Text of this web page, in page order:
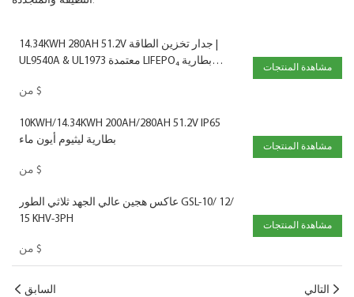
14.34KWH 280AH 51.2V جدار تخزين الطاقة |
UL9540A & UL1973 معتمدة LIFEPO₄ بطارية
$
مشاهدة المنتجات
10KWH/14.34KWH 200AH/280AH 51.2V IP65
بطارية ليثيوم أيون ماء
$
مشاهدة المنتجات
عاكس هجين عالي الجهد ثلاثي الطور GSL-10/ 12/
15 KHV-3PH
$
مشاهدة المنتجات
السابق التالي